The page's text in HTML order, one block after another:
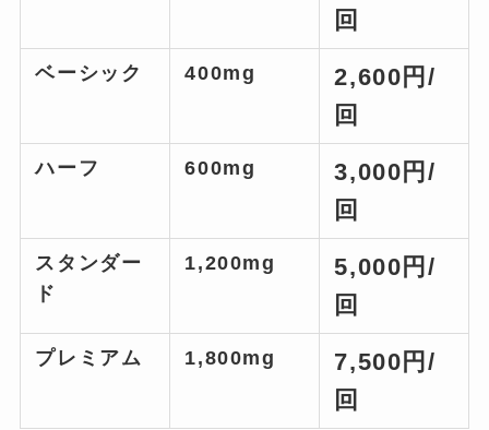
回
ベーシック 400mg
2,600円/
回
ハーフ 600mg
3,000円/
回
スタンダー
ド
1,200mg
5,000円/
回
プレミアム 1,800mg
7,500円/
回